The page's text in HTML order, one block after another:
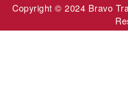
Copyright © 2024 Bravo